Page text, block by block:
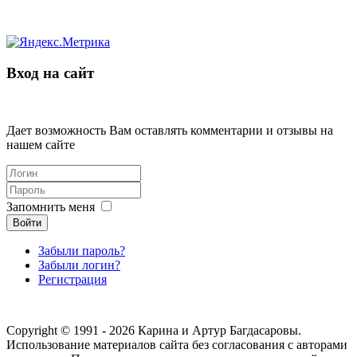
Вход на сайт
Дает возможность Вам оставлять комментарии и отзывы на
нашем сайте
Запомнить меня
Войти
Забыли пароль?
Забыли логин?
Регистрация
Copyright © 1991 - 2026 Карина и Артур Багдасаровы.
Использование материалов сайта без согласования с авторами